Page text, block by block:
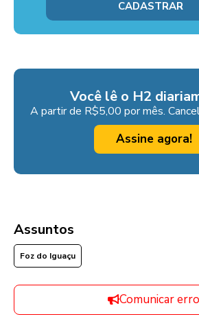
Você lê o H2
A partir de R$5,00 por mês.
Assine agora!
Assuntos
Foz do Iguaçu
Comunicar erro